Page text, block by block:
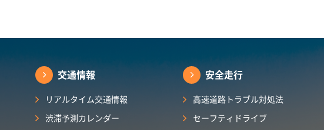
交通情報
リアルタイム交通情報
渋滞予測カレンダー​
安全走行
高速道路トラブル対処法
セーフティドライブ